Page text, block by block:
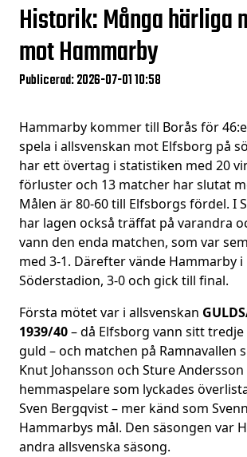
Historik: Många härliga
mot Hammarby
Publicerad: 2026-07-01 10:58
Hammarby kommer till Borås för
spela i allsvenskan mot Elfsborg på
har ett övertag i statistiken med 20
förluster och 13 matcher har slutat
Målen är 80-60 till Elfsborgs fördel. I
har lagen också träffat på varandra
vann den enda matchen, som var
med 3-1. Därefter vände Hammarby
Söderstadion, 3-0 och gick till final.
Första mötet var i allsvenskan
1939/40– då Elfsborg vann sitt tredje
guld – och matchen på Ramnavallen
Knut Johansson och Sture
hemmaspelare som lyckades
Sven Bergqvist – mer känd som
Hammarbys mål. Den säsongen var
andra allsvenska säsong.